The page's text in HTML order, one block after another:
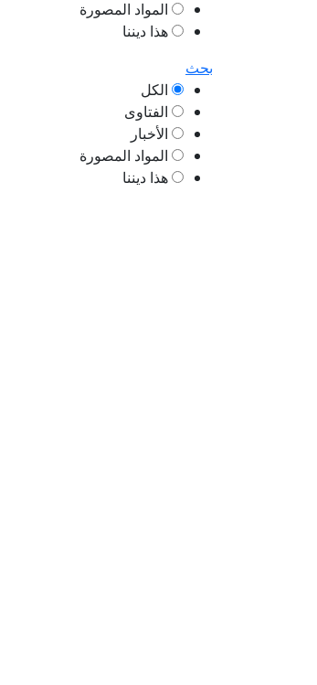
المواد المصورة
هذا ديننا
بحث
الكل
الفتاوى
الأخبار
المواد المصورة
هذا ديننا